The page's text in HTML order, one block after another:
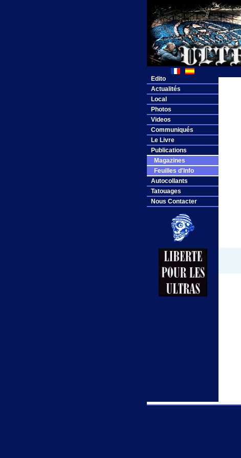
Edito
Actualités
Local
Photos
Videos
Communiqués
Le Livre
Publications
Magazines
Feuilles d'Info
Autocollants
Tatouages
Nous Contacter